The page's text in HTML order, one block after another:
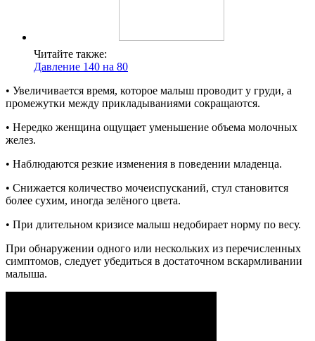
Читайте также:
Давление 140 на 80
• Увеличивается время, которое малыш проводит у груди, а
промежутки между прикладываниями сокращаются.
• Нередко женщина ощущает уменьшение объема молочных
желез.
• Наблюдаются резкие изменения в поведении младенца.
• Снижается количество мочеиспусканий, стул становится
более сухим, иногда зелёного цвета.
• При длительном кризисе малыш недобирает норму по весу.
При обнаружении одного или нескольких из перечисленных
симптомов, следует убедиться в достаточном вскармливании
малыша.